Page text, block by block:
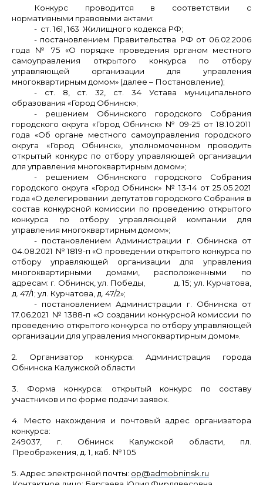
Конкурс проводится в соответствии с
нормативными правовыми актами:
- ст. 161, 163 Жилищного кодекса РФ;
- постановлением Правительства РФ от 06.02.2006
года № 75 «О порядке проведения органом местного
самоуправления открытого конкурса по отбору
управляющей организации для управления
многоквартирным домом» (далее – Постановление);
- ст. 8, ст. 32, ст. 34 Устава муниципального
образования «Город Обнинск»;
- решением Обнинского городского Собрания
городского округа «Город Обнинск» № 09-25 от 18.10.2011
года «Об органе местного самоуправления городского
округа «Город Обнинск», уполномоченном проводить
открытый конкурс по отбору управляющей организации
для управления многоквартирным домом»;
- решением Обнинского городского Собрания
городского округа «Город Обнинск» № 13-14 от 25.05.2021
года «О делегировании депутатов городского Собрания в
состав конкурсной комиссии по проведению открытого
конкурса по отбору управляющей компании для
управления многоквартирным домом»;
- постановлением Администрации г. Обнинска от
04.08.2021 № 1819-п «О проведении открытого конкурса по
отбору управляющей организации для управления
многоквартирными домами, расположенными по
адресам: г. Обнинск,ул. Победы, д. 15; ул. Курчатова,
д. 47/1; ул. Курчатова, д. 47/2»;
- постановлением Администрации г. Обнинска от
17.06.2021 № 1388-п «О создании конкурсной комиссии по
проведению открытого конкурса по отбору управляющей
организации для управления многоквартирным домом».
2. Организатор конкурса: Администрация города
Обнинска Калужской области
3. Форма конкурса: открытый конкурс по составу
участников и по форме подачи заявок.
4. Место нахождения и почтовый адрес организатора
конкурса:
249037, г. Обнинск Калужской области, пл.
Преображения, д. 1, каб. № 105
5. Адрес электронной почты: ор@admobninsk.ru